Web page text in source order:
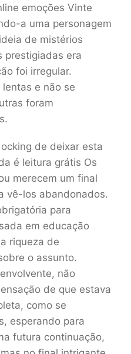
emoções Vinte
a uma personagem
de mistérios
prestigiadas era
foi irregular.
e não se
foram
de deixar esta
é leitura grátis Os
merecem um final
vê-los abandonados.
para
em educação
riqueza de
o assunto.
não
de que estava
como se
esperando para
futura continuação,